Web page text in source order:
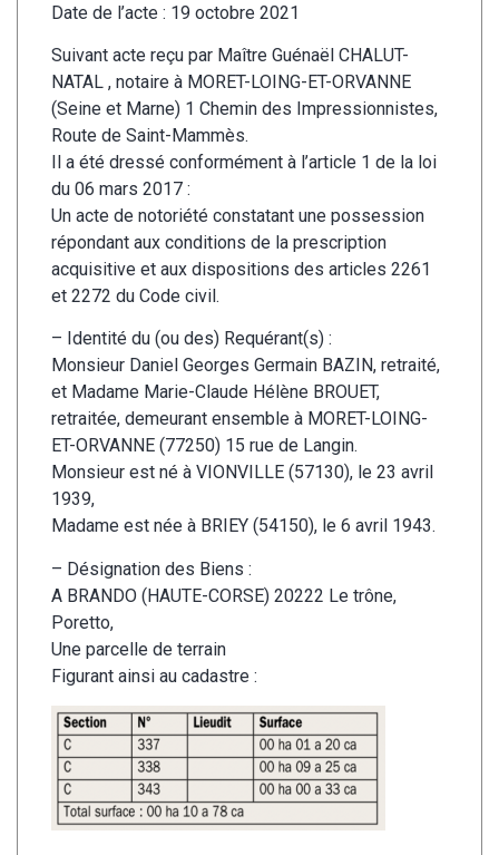
Date de l’acte : 19 octobre 2021
Suivant acte reçu par Maître Guénaël CHALUT-
NATAL , notaire à MORET-LOING-ET-ORVANNE
(Seine et Marne) 1 Chemin des Impressionnistes,
Route de Saint-Mammès.
Il a été dressé conformément à l’article 1 de la loi
du 06 mars 2017 :
Un acte de notoriété constatant une possession
répondant aux conditions de la prescription
acquisitive et aux dispositions des articles 2261
et 2272 du Code civil.
– Identité du (ou des) Requérant(s) :
Monsieur Daniel Georges Germain BAZIN, retraité,
et Madame Marie-Claude Hélène BROUET,
retraitée, demeurant ensemble à MORET-LOING-
ET-ORVANNE (77250) 15 rue de Langin.
Monsieur est né à VIONVILLE (57130), le 23 avril
1939,
Madame est née à BRIEY (54150), le 6 avril 1943.
– Désignation des Biens :
A BRANDO (HAUTE-CORSE) 20222 Le trône,
Poretto,
Une parcelle de terrain
Figurant ainsi au cadastre :